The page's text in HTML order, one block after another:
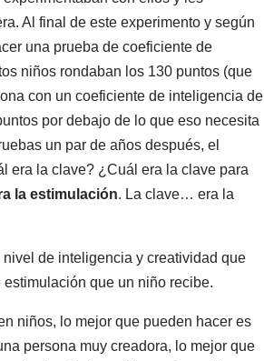
Al final de este experimento y según
una prueba de coeficiente de
niños rondaban los 130 puntos (que
con un coeficiente de inteligencia de
por debajo de lo que eso necesita
un par de años después, el
era la clave? ¿Cuál era la clave para
la estimulación. La clave… era la
de inteligencia y creatividad que
que un niño recibe.
niños, lo mejor que pueden hacer es
persona muy creadora, lo mejor que